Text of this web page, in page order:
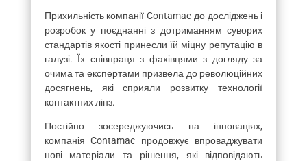
Прихильність компанії Contamac до досліджень і
розробок у поєднанні з дотриманням суворих
стандартів якості принесли їй міцну репутацію в
галузі. Їх співпраця з фахівцями з догляду за
очима та експертами призвела до революційних
досягнень, які сприяли розвитку технології
контактних лінз.
Постійно зосереджуючись на інноваціях,
компанія Contamac продовжує впроваджувати
нові матеріали та рішення, які відповідають